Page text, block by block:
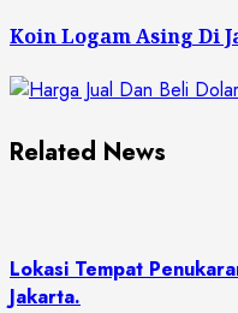
Koin Logam Asing Di
Related News
Lokasi Tempat
Jakarta.